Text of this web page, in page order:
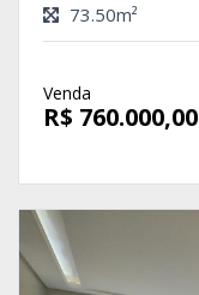
73.50m²
Venda
R$ 760.000,00